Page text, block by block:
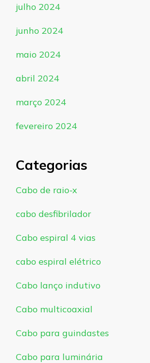
julho 2024
junho 2024
maio 2024
abril 2024
março 2024
fevereiro 2024
Categorias
Cabo de raio-x
cabo desfibrilador
Cabo espiral 4 vias
cabo espiral elétrico
Cabo lanço indutivo
Cabo multicoaxial
Cabo para guindastes
Cabo para luminária